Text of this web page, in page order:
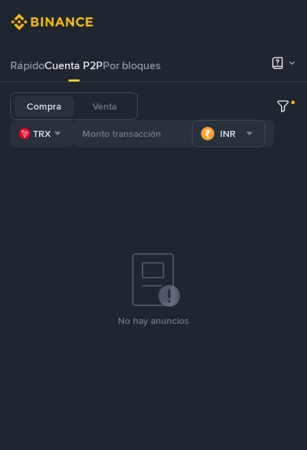
RápidoCuenta P2PPor bloques
Compra Venta
TRX INR
No hay anuncios